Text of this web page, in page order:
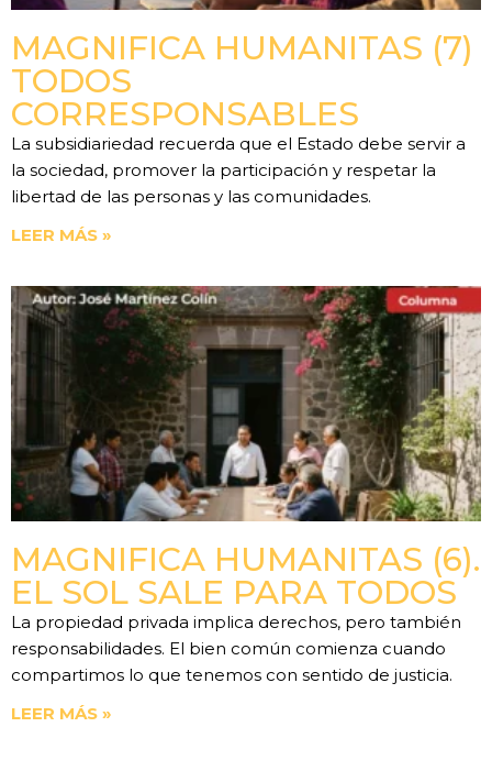
MAGNIFICA HUMANITAS (7)
TODOS
CORRESPONSABLES
La subsidiariedad recuerda que el Estado debe servir a
la sociedad, promover la participación y respetar la
libertad de las personas y las comunidades.
LEER MÁS »
MAGNIFICA HUMANITAS (6).
EL SOL SALE PARA TODOS
La propiedad privada implica derechos, pero también
responsabilidades. El bien común comienza cuando
compartimos lo que tenemos con sentido de justicia.
LEER MÁS »